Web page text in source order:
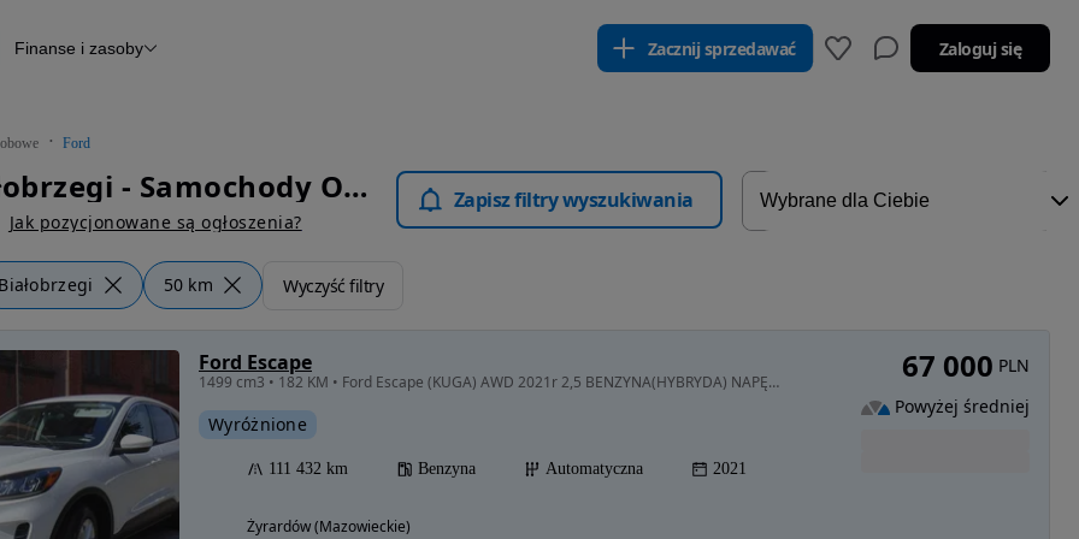
Raport z inspekcji
Otomoto News
Finanse i zasoby Zacznij sprzedawać Zaloguj się
Ford
Ford Białobrzegi - Samochody Osobowe
Jak pozycjonowane są ogłoszenia?
Zapisz filtry wyszukiwania
Białobrzegi 50 km Wyczyść filtry
Ford Escape
1499 cm3 • 182 KM • Ford Escape (KUGA) AWD 2021r 2,5 BENZYNA(HYBRYDA) NAPĘD 4X4 zapraszam
Wyróżnione
111 432 km Benzyna Automatyczna 2021
Żyrardów (Mazowieckie)
67 000 PLN
Powyżej średniej